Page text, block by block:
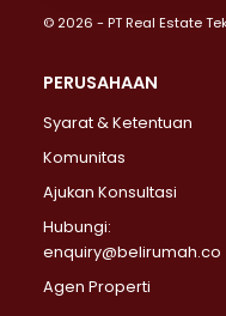
Properti Dijual di
Properti Dijual di Lebak
Properti Dijual di
Properti Dijual di
Properti Dijual di
Properti Dijual di
Properti Dijual di
© 2026 - PT Real Estate
PERUSAHAAN
Syarat & Ketentuan
Komunitas
Ajukan Konsultasi
Hubungi:
enquiry@belirumah.co
Agen Properti